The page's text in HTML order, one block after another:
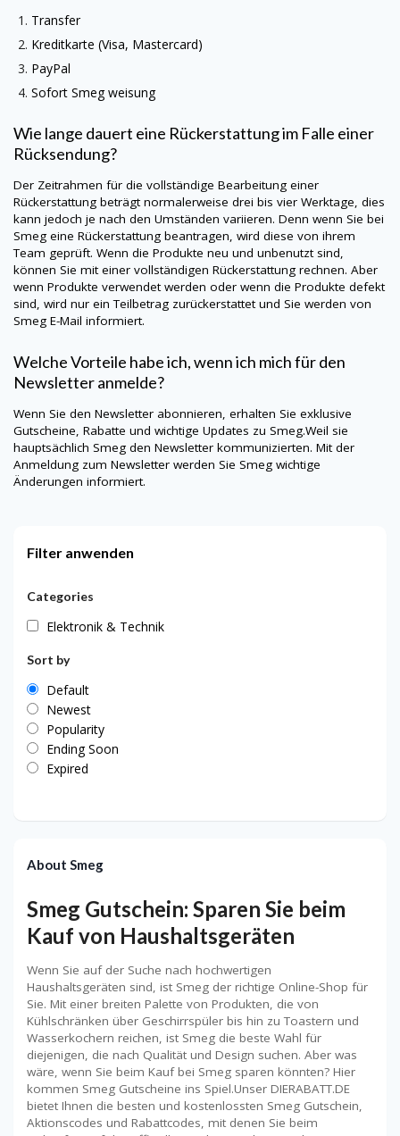
Transfer
Kreditkarte (Visa, Mastercard)
PayPal
Sofort Smegweisung
Wie lange dauert eine Rückerstattung im Falle einer
Rücksendung?
Der Zeitrahmen für die vollständige Bearbeitung einer
Rückerstattung beträgt normalerweise drei bis vier Werktage, dies
kann jedoch je nach den Umständen variieren. Denn wenn Sie bei
Smeg eine Rückerstattung beantragen, wird diese von ihrem
Team geprüft. Wenn die Produkte neu und unbenutzt sind,
können Sie mit einer vollständigen Rückerstattung rechnen. Aber
wenn Produkte verwendet werden oder wenn die Produkte defekt
sind, wird nur ein Teilbetrag zurückerstattet und Sie werden von
Smeg E-Mail informiert.
Welche Vorteile habe ich, wenn ich mich für den
Newsletter anmelde?
Wenn Sie den Newsletter abonnieren, erhalten Sie exklusive
Gutscheine, Rabatte und wichtige Updates zu Smeg.Weil sie
hauptsächlich Smeg den Newsletter kommunizierten. Mit der
Anmeldung zum Newsletter werden Sie Smeg wichtige
Änderungen informiert.
Filter anwenden
Categories
Elektronik & Technik
Sort by
Default
Newest
Popularity
Ending Soon
Expired
About Smeg
Smeg Gutschein: Sparen Sie beim
Kauf von Haushaltsgeräten
Wenn Sie auf der Suche nach hochwertigen
Haushaltsgeräten sind, ist Smeg der richtige Online-Shop für
Sie. Mit einer breiten Palette von Produkten, die von
Kühlschränken über Geschirrspüler bis hin zu Toastern und
Wasserkochern reichen, ist Smeg die beste Wahl für
diejenigen, die nach Qualität und Design suchen. Aber was
wäre, wenn Sie beim Kauf bei Smeg sparen könnten? Hier
kommen Smeg Gutscheine ins Spiel.Unser DIERABATT.DE
bietet Ihnen die besten und kostenlossten Smeg Gutschein,
Aktionscodes und Rabattcodes, mit denen Sie beim